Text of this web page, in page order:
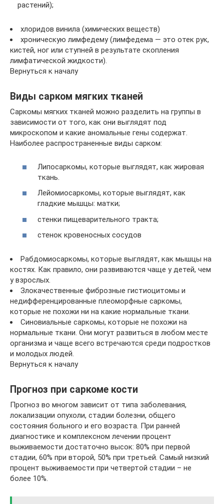
растений);
хлоридов винила (химических веществ)
хроническую лимфедему (лимфедема — это отек рук,
кистей, ног или ступней в результате скопления
лимфатической жидкости).
Вернуться к началу
Виды сарком мягких тканей
Саркомы мягких тканей можно разделить на группы в
зависимости от того, как они выглядят под
микроскопом и какие аномальные гены содержат.
Наиболее распространенные виды сарком:
Липосаркомы, которые выглядят, как жировая
ткань.
Лейомиосаркомы, которые выглядят, как
гладкие мышцы: матки;
стенки пищеварительного тракта;
стенок кровеносных сосудов
Рабдомиосаркомы, которые выглядят, как мышцы на
костях. Как правило, они развиваются чаще у детей, чем
у взрослых.
Злокачественные фиброзные гистиоцитомы и
недифференцированные плеоморфные саркомы,
которые не похожи ни на какие нормальные ткани.
Синовиальные саркомы, которые не похожи на
нормальные ткани. Они могут развиться в любом месте
организма и чаще всего встречаются среди подростков
и молодых людей.
Вернуться к началу
Прогноз при саркоме кости
Прогноз во многом зависит от типа заболевания,
локализации опухоли, стадии болезни, общего
состояния больного и его возраста. При ранней
диагностике и комплексном лечении процент
выживаемости достаточно высок: 80% при первой
стадии, 60% при второй, 50% при третьей. Самый низкий
процент выживаемости при четвертой стадии – не
более 10%.